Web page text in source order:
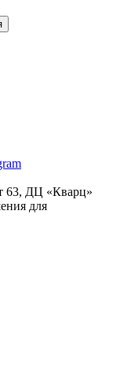
63, ДЦ «Кварц»
для